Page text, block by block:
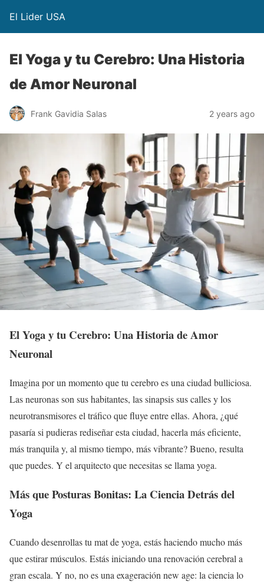
El Lider USA
El Yoga y tu Cerebro: Una Historia
de Amor Neuronal
Frank Gavidia Salas 2 years ago
El Yoga y tu Cerebro: Una Historia de Amor
Neuronal
Imagina por un momento que tu cerebro es una ciudad bulliciosa.
Las neuronas son sus habitantes, las sinapsis sus calles y los
neurotransmisores el tráfico que fluye entre ellas. Ahora, ¿qué
pasaría si pudieras rediseñar esta ciudad, hacerla más eficiente,
más tranquila y, al mismo tiempo, más vibrante? Bueno, resulta
que puedes. Y el arquitecto que necesitas se llama yoga.
Más que Posturas Bonitas: La Ciencia Detrás del
Yoga
Cuando desenrollas tu mat de yoga, estás haciendo mucho más
que estirar músculos. Estás iniciando una renovación cerebral a
gran escala. Y no, no es una exageración new age: la ciencia lo